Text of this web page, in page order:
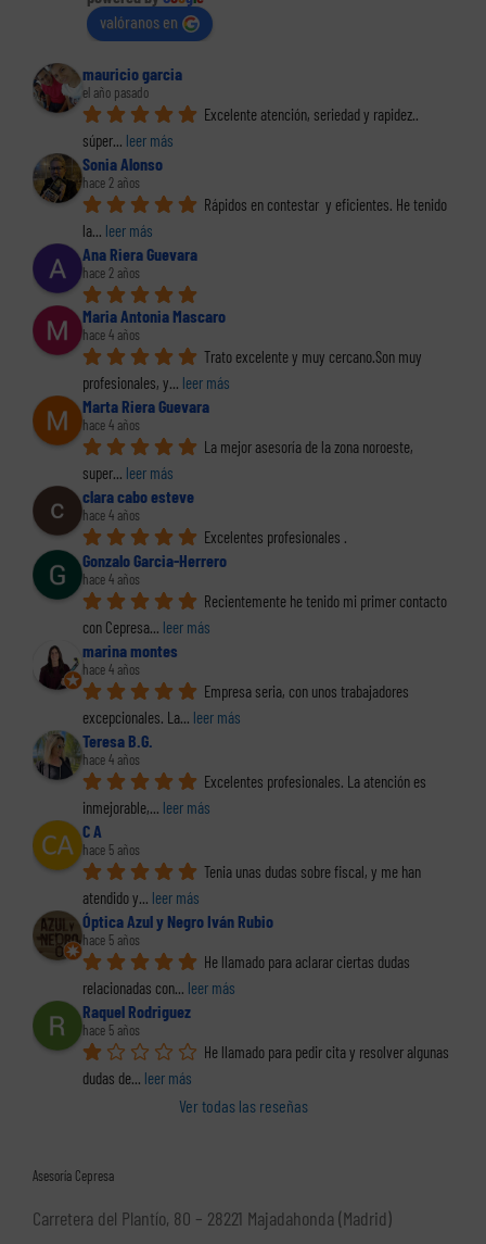
valóranos en
mauricio garcia
el año pasado
Excelente atención, seriedad y rapidez..
súper... leer más
Sonia Alonso
hace 2 años
Rápidos en contestar  y eficientes. He tenido
la... leer más
Ana Riera Guevara
hace 2 años
Maria Antonia Mascaro
hace 4 años
Trato excelente y muy cercano.Son muy
profesionales, y... leer más
Marta Riera Guevara
hace 4 años
La mejor asesoría de la zona noroeste,
super... leer más
clara cabo esteve
hace 4 años
Excelentes profesionales .
Gonzalo Garcia-Herrero
hace 4 años
Recientemente he tenido mi primer contacto
con Cepresa... leer más
marina montes
hace 4 años
Empresa seria, con unos trabajadores
excepcionales. La... leer más
Teresa B.G.
hace 4 años
Excelentes profesionales. La atención es
inmejorable,... leer más
C A
hace 5 años
Tenia unas dudas sobre fiscal, y me han
atendido y... leer más
Óptica Azul y Negro Iván Rubio
hace 5 años
He llamado para aclarar ciertas dudas
relacionadas con... leer más
Raquel Rodriguez
hace 5 años
He llamado para pedir cita y resolver algunas
dudas de... leer más
Ver todas las reseñas
Asesoría Cepresa
Carretera del Plantío, 80 – 28221 Majadahonda (Madrid)